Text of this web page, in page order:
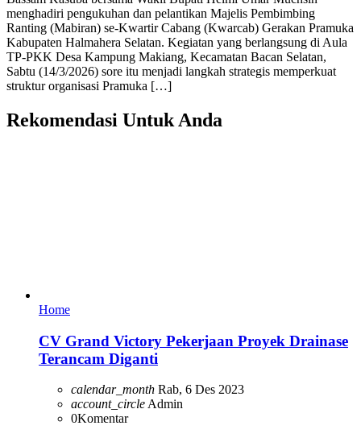
menghadiri pengukuhan dan pelantikan Majelis Pembimbing
Ranting (Mabiran) se-Kwartir Cabang (Kwarcab) Gerakan Pramuka
Kabupaten Halmahera Selatan. Kegiatan yang berlangsung di Aula
TP-PKK Desa Kampung Makiang, Kecamatan Bacan Selatan,
Sabtu (14/3/2026) sore itu menjadi langkah strategis memperkuat
struktur organisasi Pramuka […]
Rekomendasi Untuk Anda
Home
CV Grand Victory Pekerjaan Proyek Drainase
Terancam Diganti
calendar_month Rab, 6 Des 2023
account_circle Admin
0Komentar